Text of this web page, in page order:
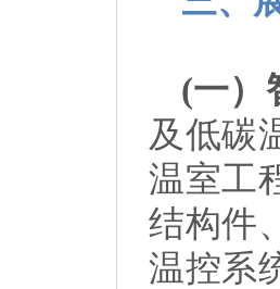
(一）
及低碳
温室工
结构件
温控系